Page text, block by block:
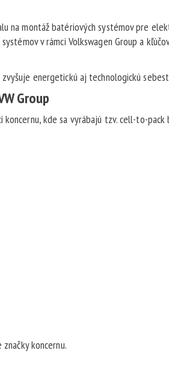
na montáž batériových systémov pre
v rámci Volkswagen Group a
energetickú aj technologickú
Group
kde sa vyrábajú tzv. cell-to-
koncernu.